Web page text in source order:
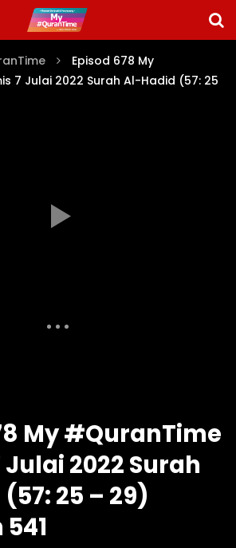
Episod 678 My
7 Julai 2022 Surah Al-Hadid (57: 25
0 Comments
4 DAYS AGO
Episod 1333 My
2.0
AZRUL HELMI
2 DAYS AGO
My #QuranTime
2022 Surah
25 – 29)